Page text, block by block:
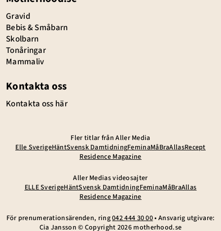
Gravid
Bebis & Småbarn
Skolbarn
Tonåringar
Mammaliv
Kontakta oss
Kontakta oss här
Fler titlar från Aller Media
Elle SverigeHäntSvensk DamtidningFeminaMåBraAllasRecept
Residence Magazine
Aller Medias videosajter
ELLE SverigeHäntSvensk DamtidningFeminaMåBraAllas
Residence Magazine
För prenumerationsärenden, ring042 444 30 00• Ansvarig utgivare:
Cia Jansson © Copyright 2026 motherhood.se